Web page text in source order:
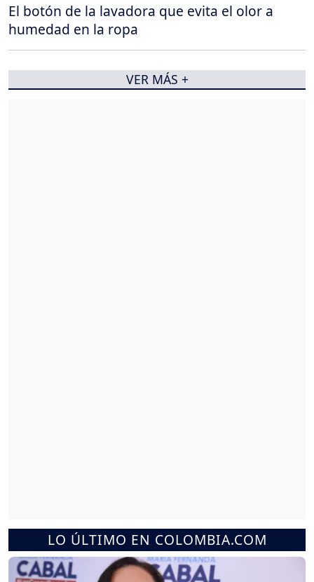
LO ÚLTIMO EN COLOMBIA.COM
El botón de la lavadora que evita el olor a
humedad en la ropa
VER MÁS +